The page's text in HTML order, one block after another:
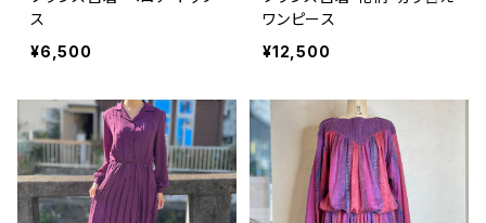
ス
¥6,500
ワンピース
¥12,500